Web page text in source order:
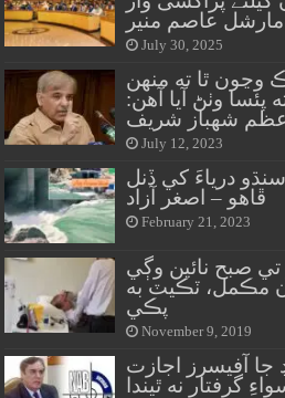
مارشل عاصم منیر
July 30, 2025
وڃون ٿا ته منهن
وٺڻ آيا آهن:
شهباز شريف
July 12, 2023
درياءَ کي ڏنل
ڦاهو – اصغر آزاد
February 21, 2023
صبح نائين وڳي
مڪمل، ٽڪيٽ به
پڪي
November 9, 2019
کان 19 گريڊ جا آفيسرز اجازت
گرفتار نه ٿيندا